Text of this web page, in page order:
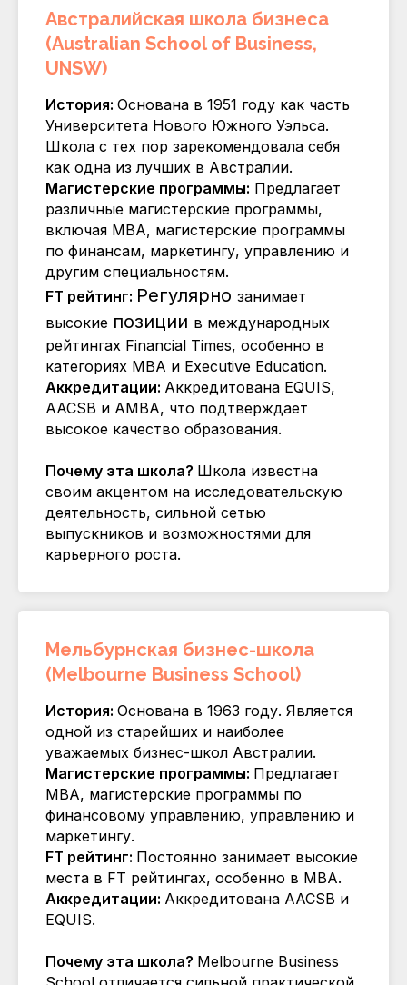
Австралийская школа бизнеса
(Australian School of Business,
UNSW)
История: Основана в 1951 году как часть
Университета Нового Южного Уэльса.
Школа с тех пор зарекомендовала себя
как одна из лучших в Австралии.
Магистерские программы: Предлагает
различные магистерские программы,
включая MBA, магистерские программы
по финансам, маркетингу, управлению и
другим специальностям.
FT рейтинг: Регулярно занимает
высокие позиции в международных
рейтингах Financial Times, особенно в
категориях MBA и Executive Education.
Аккредитации: Аккредитована EQUIS,
AACSB и AMBA, что подтверждает
высокое качество образования.
Почему эта школа? Школа известна
своим акцентом на исследовательскую
деятельность, сильной сетью
выпускников и возможностями для
карьерного роста.
Мельбурнская бизнес-школа
(Melbourne Business School)
История: Основана в 1963 году. Является
одной из старейших и наиболее
уважаемых бизнес-школ Австралии.
Магистерские программы: Предлагает
MBA, магистерские программы по
финансовому управлению, управлению и
маркетингу.
FT рейтинг: Постоянно занимает высокие
места в FT рейтингах, особенно в MBA.
Аккредитации: Аккредитована AACSB и
EQUIS.
Почему эта школа? Melbourne Business